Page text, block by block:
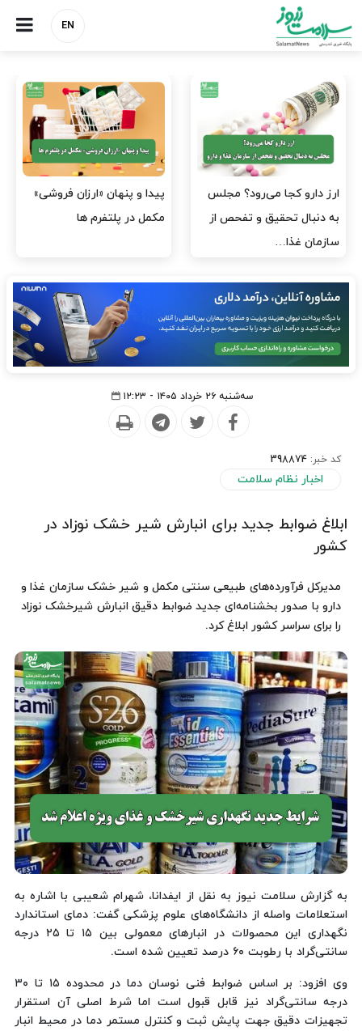
EN
صنعت دارو چشم‌انتظار اجرای
مصوبه بانک مرکزی
هشدار کانون هموفیلی ایران:
۴ هزار بیمار ۸ ماه است
سه‌شنبه ۲۶ خرداد ۱۴۰۵ - ۱۲:۲۳
کد خبر: 398874
اخبار نظام سلامت
ابلاغ ضوابط جدید برای انبارش شیر خشک نوزاد در
کشور
مدیرکل فرآورده‌های طبیعی سنتی مکمل و شیر خشک سازمان غذا و
دارو با صدور بخشنامه‌ای جدید ضوابط دقیق انبارش شیرخشک نوزاد
را برای سراسر کشور ابلاغ کرد.
به گزارش سلامت نیوز به نقل از ایفدانا، شهرام شعیبی با اشاره به
استعلامات واصله از دانشگاه‌های علوم پزشکی گفت: دمای استاندارد
نگهداری این محصولات در انبارهای معمولی بین ۱۵ تا ۲۵ درجه
سانتی‌گراد با رطوبت ۶۰ درصد تعیین شده است.
وی افزود: بر اساس ضوابط فنی نوسان دما در محدوده ۱۵ تا ۳۰
درجه سانتی‌گراد نیز قابل قبول است اما شرط اصلی آن استقرار
تجهیزات دقیق جهت پایش ثبت و کنترل مستمر دما در محیط انبار